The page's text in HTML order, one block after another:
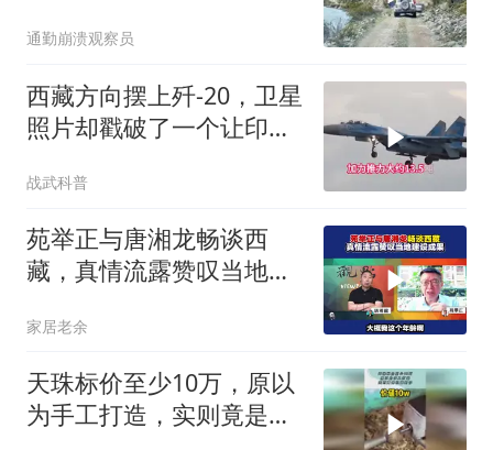
通勤崩溃观察员
西藏方向摆上歼-20，卫星
照片却戳破了一个让印度
居然是“四手”老机
战武科普
苑举正与唐湘龙畅谈西
藏，真情流露赞叹当地建
家居老余
天珠标价至少10万，原以
为手工打造，实则竟是机